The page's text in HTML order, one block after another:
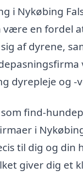
i Nykøbing
en fordel
af dyrene,
dyrepleje og -
find-
i
til dig og din
giver dig